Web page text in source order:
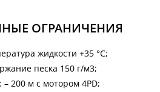
ОГРАНИЧЕНИЯ
жидкости +35 °C;
песка 150 г/м3;
200 м с мотором 4PD;